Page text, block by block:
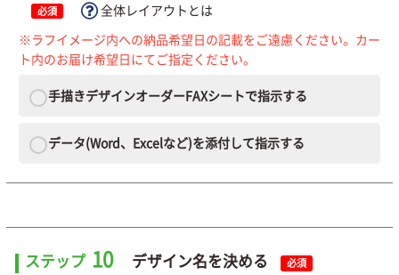
必須
全体レイアウトとは
※ラフイメージ内への納品希望日の記載をご遠慮ください。カー
ト内のお届け希望日にてご指定ください。
手描きデザインオーダーFAXシートで指示する
データ(Word、Excelなど)を添付して指示する
ステップ 10 デザイン名を決める 必須